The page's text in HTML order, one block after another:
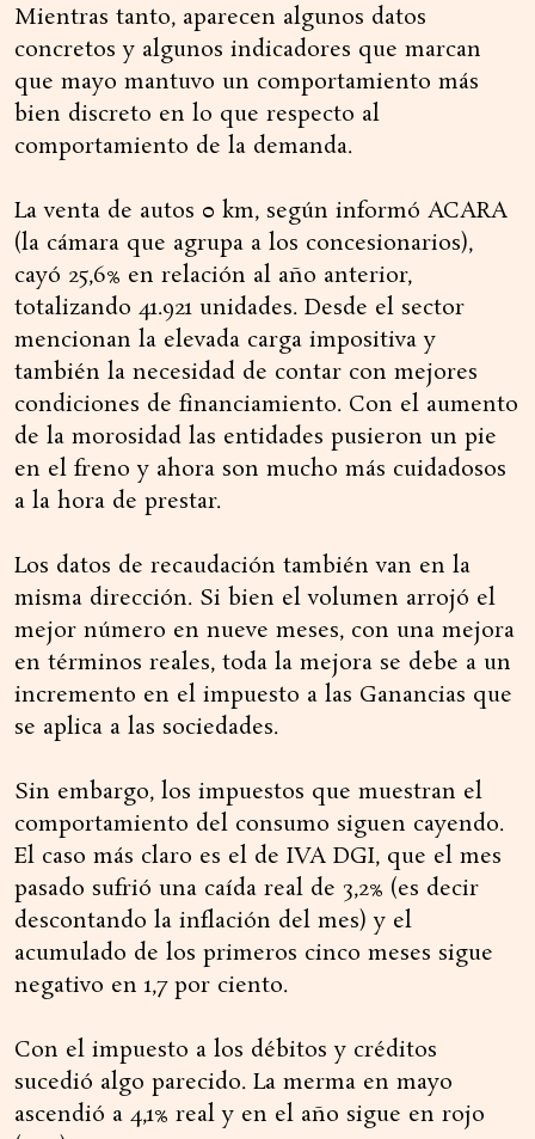
Mientras tanto, aparecen algunos datos
concretos y algunos indicadores que marcan
que mayo mantuvo un comportamiento más
bien discreto en lo que respecto al
comportamiento de la demanda.
La venta de autos 0 km, según informó ACARA
(la cámara que agrupa a los concesionarios),
cayó 25,6% en relación al año anterior,
totalizando 41.921 unidades. Desde el sector
mencionan la elevada carga impositiva y
también la necesidad de contar con mejores
condiciones de financiamiento. Con el aumento
de la morosidad las entidades pusieron un pie
en el freno y ahora son mucho más cuidadosos
a la hora de prestar.
Los datos de recaudación también van en la
misma dirección. Si bien el volumen arrojó el
mejor número en nueve meses, con una mejora
en términos reales, toda la mejora se debe a un
incremento en el impuesto a las Ganancias que
se aplica a las sociedades.
Sin embargo, los impuestos que muestran el
comportamiento del consumo siguen cayendo.
El caso más claro es el de IVA DGI, que el mes
pasado sufrió una caída real de 3,2% (es decir
descontando la inflación del mes) y el
acumulado de los primeros cinco meses sigue
negativo en 1,7 por ciento.
Con el impuesto a los débitos y créditos
sucedió algo parecido. La merma en mayo
ascendió a 4,1% real y en el año sigue en rojo